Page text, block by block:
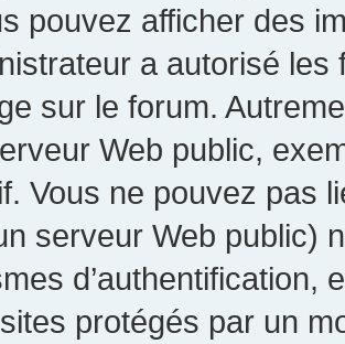
pouvez afficher des
a autorisé
sur le forum.
Web public,
Vous ne pouvez pas
serveur Web public)
d’authentification,
protégés par un